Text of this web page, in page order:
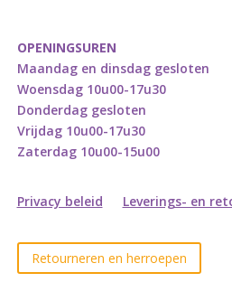
OPENINGSUREN
Maandag en dinsdag gesloten
Woensdag 10u00-17u30
Donderdag gesloten
Vrijdag 10u00-17u30
Zaterdag 10u00-15u00
Privacy beleid Leverings- en
Retourneren en herroepen